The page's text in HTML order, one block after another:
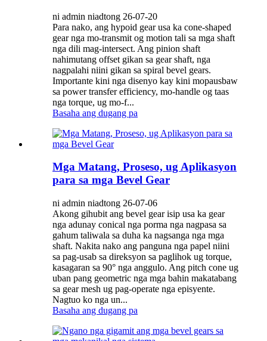
ni admin niadtong 26-07-20
Para nako, ang hypoid gear usa ka cone-shaped
gear nga mo-transmit og motion tali sa mga shaft
nga dili mag-intersect. Ang pinion shaft
nahimutang offset gikan sa gear shaft, nga
nagpalahi niini gikan sa spiral bevel gears.
Importante kini nga disenyo kay kini mopausbaw
sa power transfer efficiency, mo-handle og taas
nga torque, ug mo-f...
Basaha ang dugang pa
Mga Matang, Proseso, ug Aplikasyon
para sa mga Bevel Gear
ni admin niadtong 26-07-06
Akong gihubit ang bevel gear isip usa ka gear
nga adunay conical nga porma nga nagpasa sa
gahum taliwala sa duha ka nagsanga nga mga
shaft. Nakita nako ang panguna nga papel niini
sa pag-usab sa direksyon sa paglihok ug torque,
kasagaran sa 90° nga anggulo. Ang pitch cone ug
uban pang geometric nga mga bahin makatabang
sa gear mesh ug pag-operate nga episyente.
Nagtuo ko nga un...
Basaha ang dugang pa